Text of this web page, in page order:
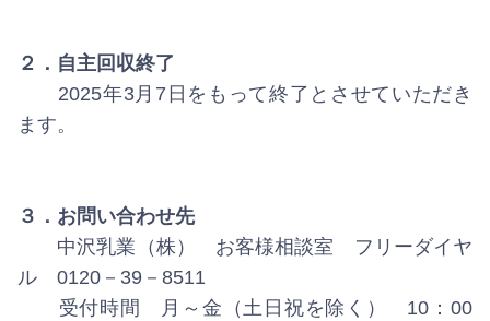
２．自主回収終了
2025年3月7日をもって終了とさせていただき
ます。
３．お問い合わせ先
中沢乳業（株） お客様相談室 フリーダイヤ
ル 0120－39－8511
受付時間 月～金（土日祝を除く） 10：00